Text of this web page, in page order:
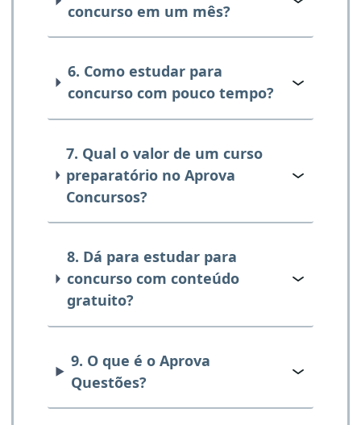
concurso em um mês?
6. Como estudar para
concurso com pouco tempo?
7. Qual o valor de um curso
preparatório no Aprova
Concursos?
8. Dá para estudar para
concurso com conteúdo
gratuito?
9. O que é o Aprova
Questões?